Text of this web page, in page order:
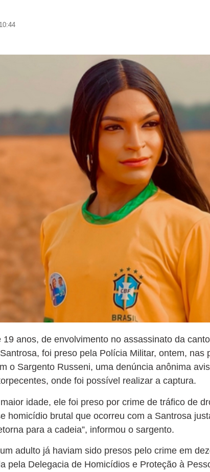
19 anos, de envolvimento no assassinato da
foi preso pela Polícia Militar, ontem, nas
o Sargento Russeni, uma denúncia anônima
onde foi possível realizar a captura.
idade, ele foi preso por crime de tráfico de
homicídio brutal que ocorreu com a Santrosa
para a cadeia”, informou o sargento.
adulto já haviam sido presos pelo crime em
pela Delegacia de Homicídios e Proteção à